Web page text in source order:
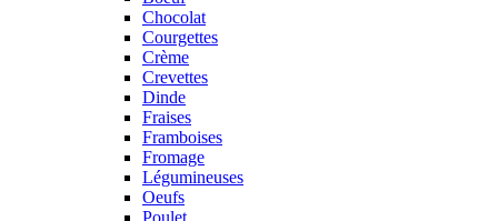
Chocolat
Courgettes
Crème
Crevettes
Dinde
Fraises
Framboises
Fromage
Légumineuses
Oeufs
Poulet